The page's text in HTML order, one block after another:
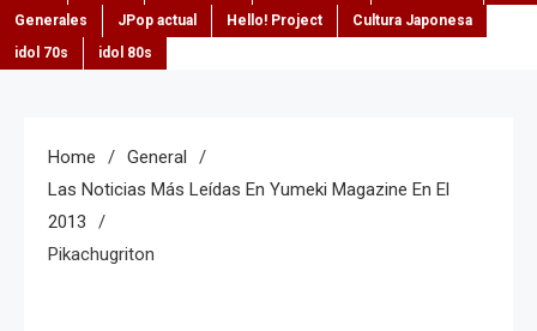
Generales
JPop actual Hello! Project
Cultura Japonesa
idol 70s
idol 80s
Home
General
Las Noticias Más Leídas En Yumeki Magazine En El
2013
Pikachugriton